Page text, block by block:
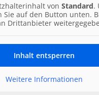
von Standard.
auf den Button unten.
Drittanbieter
Inhalt entsperren
Weitere Informationen